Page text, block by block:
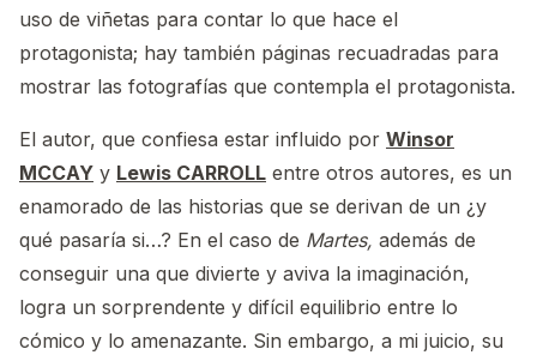
uso de viñetas para contar lo que hace el
protagonista; hay también páginas recuadradas para
mostrar las fotografías que contempla el protagonista.
El autor, que confiesa estar influido por Winsor
MCCAY y Lewis CARROLL entre otros autores, es un
enamorado de las historias que se derivan de un ¿y
qué pasaría si…? En el caso de Martes, además de
conseguir una que divierte y aviva la imaginación,
logra un sorprendente y difícil equilibrio entre lo
cómico y lo amenazante. Sin embargo, a mi juicio, su